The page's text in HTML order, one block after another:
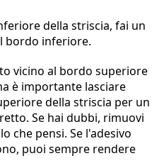
della striscia, fai un
bordo inferiore.
vicino al bordo superiore
è importante lasciare
della striscia per un
Se hai dubbi, rimuovi
che pensi. Se l'adesivo
puoi sempre rendere